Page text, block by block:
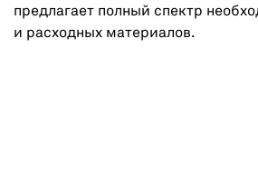
предлагает полный спектр
и расходных материалов.